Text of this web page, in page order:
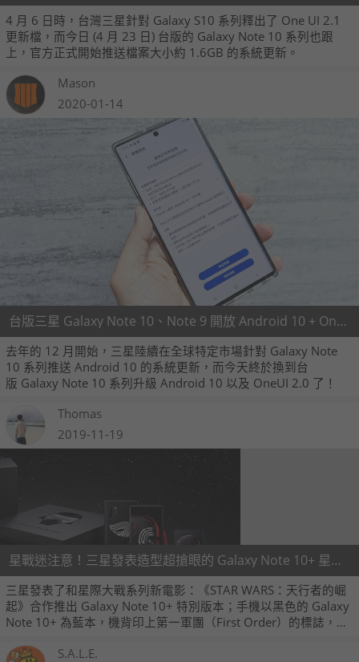
4 月 6 日時，台灣三星針對 Galaxy S10 系列釋出了 One UI 2.1
更新檔，而今日 (4 月 23 日) 台版的 Galaxy Note 10 系列也跟
上，官方正式開始推送檔案大小約 1.6GB 的系統更新。
Mason
2020-01-14
台版三星 Galaxy Note 10、Note 9 開放 Android 10 + OneUI 2.0 更新！
去年的 12 月開始，三星陸續在全球特定市場針對 Galaxy Note
10 系列推送 Android 10 的系統更新，而今天終於換到台
版 Galaxy Note 10 系列升級 Android 10 以及 OneUI 2.0 了！
Thomas
2019-11-19
星戰迷注意！三星發表造型超搶眼的 Galaxy Note 10+ 星戰特別版
三星發表了和星際大戰系列新電影：《STAR WARS：天行者的崛
起》合作推出 Galaxy Note 10+ 特別版本；手機以黑色的 Galaxy
Note 10+ 為藍本，機背印上第一軍團（First Order）的標誌，並
連相機模組也被紅色線條包圍，就算不是星戰迷可能也會很想入
S.A.L.E.